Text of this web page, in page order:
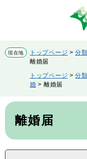
先
頭
を
飛
文
現在地 トップページ >分
離婚届
トップページ >分
婚 > 離婚届
本
離婚届